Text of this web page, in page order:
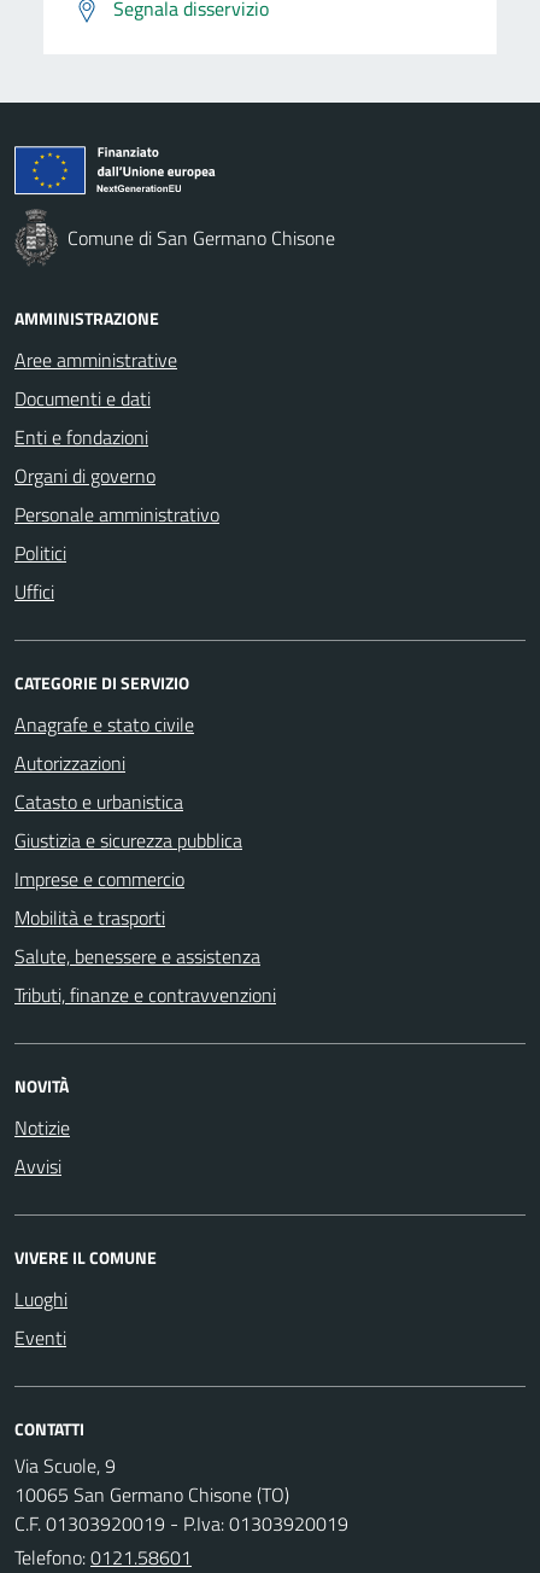
Segnala disservizio
Comune di San Germano Chisone
AMMINISTRAZIONE
Aree amministrative
Documenti e dati
Enti e fondazioni
Organi di governo
Personale amministrativo
Politici
Uffici
CATEGORIE DI SERVIZIO
Anagrafe e stato civile
Autorizzazioni
Catasto e urbanistica
Giustizia e sicurezza pubblica
Imprese e commercio
Mobilità e trasporti
Salute, benessere e assistenza
Tributi, finanze e contravvenzioni
NOVITÀ
Notizie
Avvisi
VIVERE IL COMUNE
Luoghi
Eventi
CONTATTI
Via Scuole, 9
10065 San Germano Chisone (TO)
C.F. 01303920019 - P.Iva: 01303920019
Telefono:0121.58601